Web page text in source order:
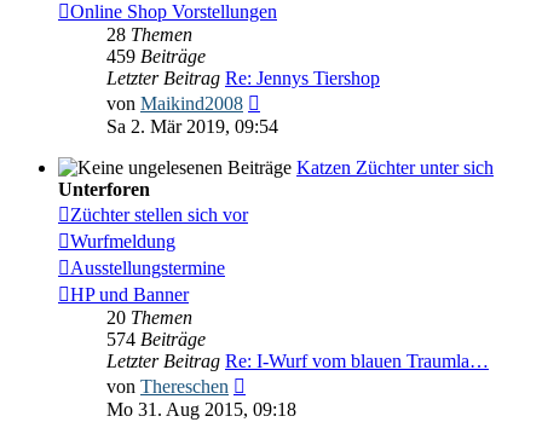
Online Shop Vorstellungen
28 Themen
459 Beiträge
Letzter Beitrag Re: Jennys Tiershop
von Maikind2008
Beitrag
Sa 2. Mär 2019, 09:54
Katzen Züchter unter sich
Unterforen
Züchter stellen sich vor
Wurfmeldung
Ausstellungstermine
HP und Banner
20 Themen
574 Beiträge
Letzter Beitrag Re: I-Wurf vom blauen Traumla…
von Thereschen
Beitrag
Mo 31. Aug 2015, 09:18